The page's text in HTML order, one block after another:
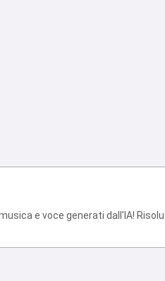
e voce generati dall'IA!Accetto: